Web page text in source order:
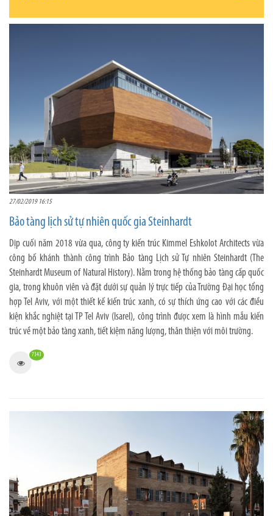
27/02/2019 16:15
Bảo tàng lịch sử tự nhiên quốc gia Steinhardt
Dịp cuối năm 2018 vừa qua, công ty kiến trúc Kimmel Eshkolot Architects vừa
công bố khánh thành công trình Bảo tàng Lịch sử Tự nhiên Steinhardt (The
Steinhardt Museum of Natural History). Nằm trong hệ thống bảo tàng cấp quốc
gia, trong khuôn viên và đặt dưới sự quản lý trực tiếp của Trường Đại học tổng
hợp Tel Aviv, với một thiết kế kiến trúc xanh, có sự thích ứng cao với các điều
kiện khắc nghiệt tại TP Tel Aviv (Isarel), công trình được xem là hình mẫu kiến
trúc về một bảo tàng xanh, tiết kiệm năng lượng, thân thiện với môi trường.
7343